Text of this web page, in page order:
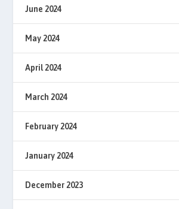
June 2024
May 2024
April 2024
March 2024
February 2024
January 2024
December 2023